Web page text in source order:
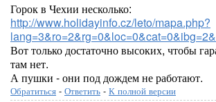
Горок в Чехии несколько:
http://www.holidayinfo.cz/leto/mapa.php?
Вот только достаточно высоких, чтобы
там нет.
А пушки - они под дождем не работают.
Обратиться - Ответить - К полной версии